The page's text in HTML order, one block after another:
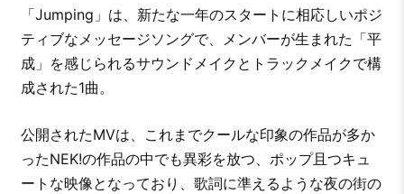
「Jumping」は、新たな一年のスタートに相応しいポジ
ティブなメッセージソングで、メンバーが生まれた「平
成」を感じられるサウンドメイクとトラックメイクで構
成された1曲。
公開されたMVは、これまでクールな印象の作品が多か
ったNEK!の作品の中でも異彩を放つ、ポップ且つキュ
ートな映像となっており、歌詞に準えるような夜の街の